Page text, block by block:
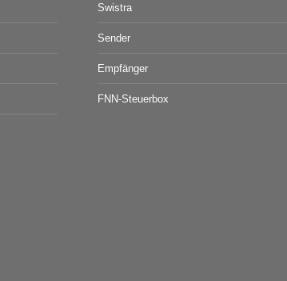
Swistra
Sender
Empfänger
FNN-Steuerbox